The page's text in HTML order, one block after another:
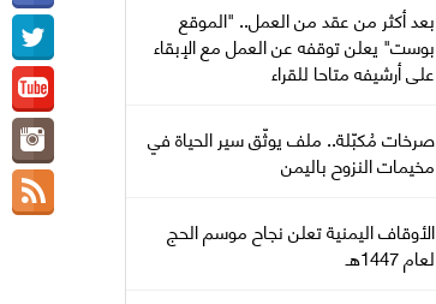
بعد أكثر من عقد من العمل.. "الموقع
بوست" يعلن توقفه عن العمل مع الإبقاء
على أرشيفه متاحا للقراء
صرخات مُكبّلة.. ملف يوثّق سير الحياة في
مخيمات النزوح باليمن
الأوقاف اليمنية تعلن نجاح موسم الحج
لعام 1447هـ